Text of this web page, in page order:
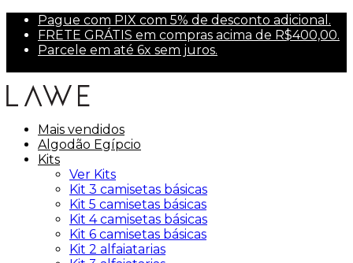
Pague com PIX com 5% de desconto adicional.
FRETE GRÁTIS em compras acima de R$400,00.
Parcele em até 6x sem juros.
Mais vendidos
Algodão Egípcio
Kits
Ver Kits
Kit 3 camisetas básicas
Kit 5 camisetas básicas
Kit 4 camisetas básicas
Kit 6 camisetas básicas
Kit 2 alfaiatarias